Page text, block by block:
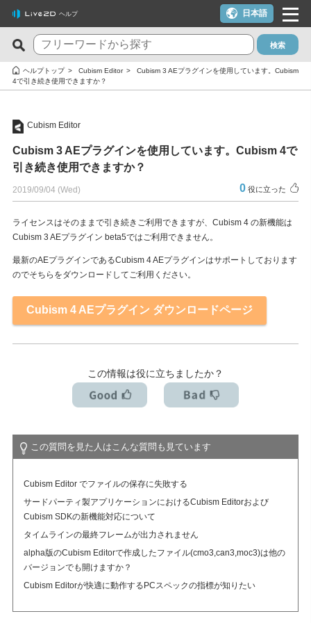
ヘルプ
新着のFAQ
Cubism Editor でファイルの保存に失敗する
タイムラインの最終フレームが出力されません
は他のバージョンでも開けますか？
AIが使われたコンテンツでCubism EditorやCubism SDK、サン
RLM_DIAGNOSTICS.logの確認方法
役に立った質問TOP10
macOS 10.15 Catalina以降でインストールしようとすると警告
YouTubeやTwitchでの配信に使いたいが可能か？
トライアル版を利用しないでFREE版を利用したい
決済エラーのメールが届いた（クレジットカード）
解約したい（更新停止にしたい）
ライセンスを解除したい / 新しいPCに移行したい
アカデミック版ライセンスとは？（学割制度）
検索
ヘルプトップ Cubism Editor
Cubism 3 AEプラグインを使用しています。Cubism
4で引き続き使用できますか？
Cubism Editor
Cubism 3 AEプラグインを使用しています。Cubism 4で
引き続き使用できますか？
2019/09/04 (Wed) 0 役に立った
ライセンスはそのままで引き続きご利用できますが、Cubism 4 の新機能は
Cubism 3 AEプラグイン beta5ではご利用できません。
最新のAEプラグインであるCubism 4 AEプラグインはサポートしております
のでそちらをダウンロードしてご利用ください。
Cubism 4 AEプラグイン ダウンロードページ
この情報は役に立ちましたか？
この質問を見た人はこんな質問も見ています
Cubism Editor でファイルの保存に失敗する
サードパーティ製アプリケーションにおけるCubism Editorおよび
Cubism SDKの新機能対応について
タイムラインの最終フレームが出力されません
alpha版のCubism Editorで作成したファイル(cmo3,can3,moc3)は他の
バージョンでも開けますか？
Cubism Editorが快適に動作するPCスペックの指標が知りたい
日本語